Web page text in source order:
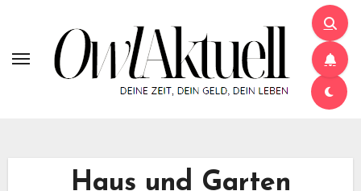
springen
Haus und Garten